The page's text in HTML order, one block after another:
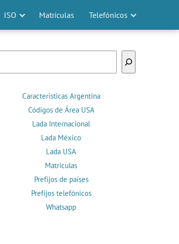
ISO Matrículas Telefónicos
Características Argentina
Códigos de Área USA
Lada Internacional
Lada México
Lada USA
Matrículas
Prefijos de países
Prefijos telefónicos
Whatsapp